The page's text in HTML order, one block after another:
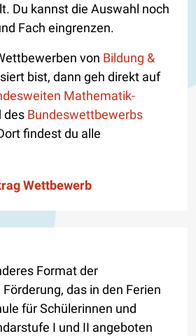
Du kannst die Auswahl noch
Fach eingrenzen.
von Bildung &
bist, dann geh direkt auf
Mathematik-
des Bundeswettbewerbs
findest du alle
Wettbewerb
Format der
das in den Ferien
für Schülerinnen und
I und II angeboten